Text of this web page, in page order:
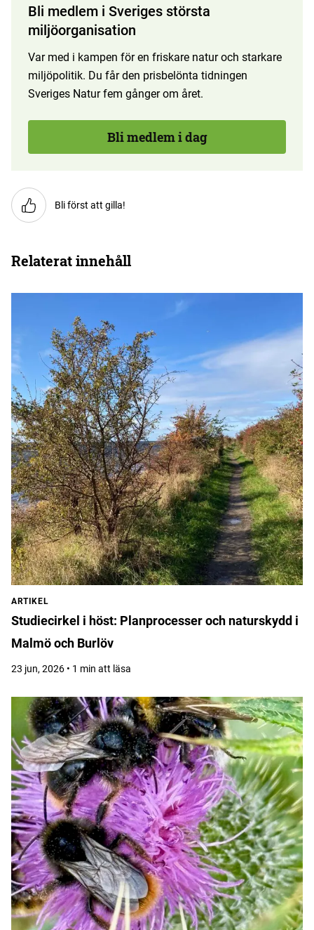
Bli medlem i Sveriges största
miljöorganisation
Var med i kampen för en friskare natur och starkare
miljöpolitik. Du får den prisbelönta tidningen
Sveriges Natur fem gånger om året.
Bli medlem i dag
Bli först att gilla!
Relaterat innehåll
ARTIKEL
Studiecirkel i höst: Planprocesser och naturskydd i
Malmö och Burlöv
23 jun, 2026 • 1 min att läsa